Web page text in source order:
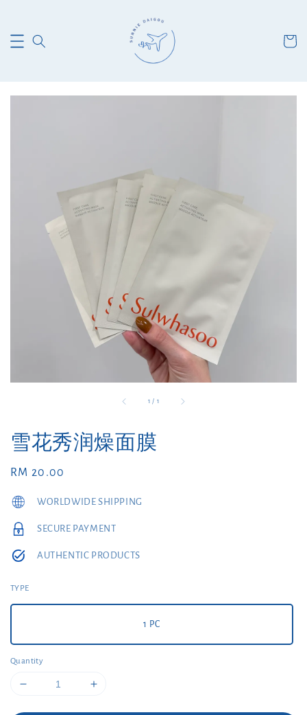
1 / 1
雪花秀润燥面膜
Regular
RM 20.00
WORLDWIDE SHIPPING
SECURE PAYMENT
AUTHENTIC PRODUCTS
TYPE
1 PC
Quantity